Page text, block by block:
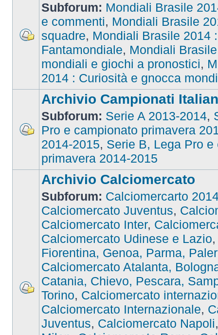
Subforum: Mondiali Brasile
e commenti, Mondiali Brasile
squadre, Mondiali Brasile 2014
Fantamondiale, Mondiali
mondiali e giochi a pronostici,
2014 : Curiosità e gnocca
Archivio Campionati
Subforum: Serie A 2013-2014,
Pro e campionato primavera
2014-2015, Serie B, Lega Pro e
primavera 2014-2015
Archivio Calciomercato
Subforum: Calciomercarto
Calciomercato Juventus,
Calciomercato Inter,
Calciomercato Udinese e Lazio
Fiorentina, Genoa, Parma,
Calciomercato Atalanta,
Catania, Chievo, Pescara,
Torino, Calciomercato
Calciomercato Internazionale,
Juventus, Calciomercato Napoli